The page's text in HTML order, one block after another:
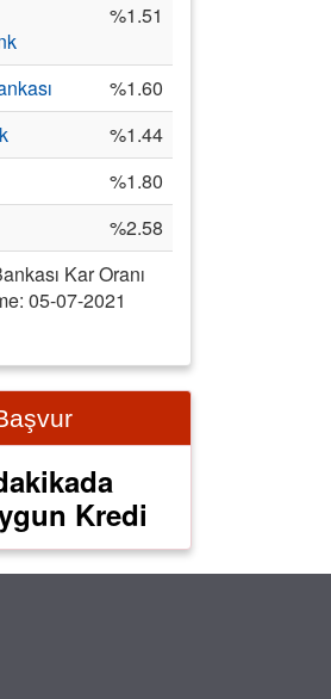
Kar Oranı
05-07-2021
%1.51
%1.60
%1.44
%1.80
%2.58
Kredi